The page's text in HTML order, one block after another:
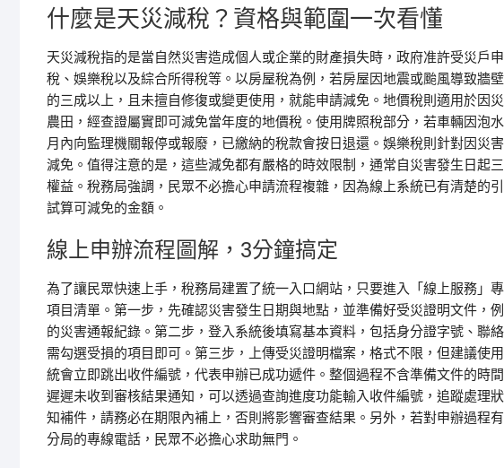
什麼是天災減稅？資格與範圍一次看懂
天災減稅指的是當自然災害造成個人或企業的財產損失時，政府准許受災戶
稅、娛樂稅以及綜合所得稅等。以房屋稅為例，若房屋因地震或颱風導致牆
的三成以上，且未擅自修復或變更使用，就能申請減免。地價稅則適用於因
農田，經查證屬實即可減免當年度的地價稅。使用牌照稅部分，若車輛因泡
月內向監理機關報停或報廢，已繳納的稅款會按日退還。娛樂稅則針對因災
減免。值得注意的是，這些減免都有嚴格的時效限制，通常自災害發生日起
權益。稅務局強調，民眾不必擔心申請流程複雜，因為線上系統已有清楚的
試算可減免的金額。
線上申辦流程圖解，3分鐘搞定
為了讓民眾快速上手，稅務局建置了統一入口網站，只要進入「線上服務」
項目清單。第一步，先確認災害發生日期與地點，並準備好受災證明文件，
的災害通報紀錄。第二步，登入系統後填寫基本資料，包括身分證字號、聯
需勾選受損的項目即可。第三步，上傳受災證明檔案，格式不限，但建議使
統會立即跳出收件編號，代表申辦已成功遞件。整個過程不含準備文件的時
遲遲未收到審核結果通知，可以透過查詢進度功能輸入收件編號，追蹤處理
知補件，請務必在期限內補上，否則將影響審查結果。另外，若對申辦過程
分局的專線電話，民眾不必擔心求助無門。